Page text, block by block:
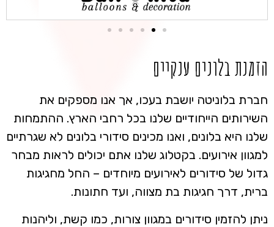
הזמנת בלונים ענקיים
חברת בלוניטה יושבת בעכו, אך אנו מספקים את
השירותים הייחודיים שלנו בכל רחבי הארץ. ההתמחות
שלנו היא בלונים, ואנו מכינים סידורי בלונים לא שגרתיים
למגוון אירועים. בקטלוג שלנו אתם יכולים לראות מבחר
גדול של סידורים לאירועים מיוחדים – החל מחגיגות
ברית, דרך חגיגות בת מצווה, ועד חתונות.
ניתן להזמין סידורים במגוון צורות, כמו קשת, וליהנות